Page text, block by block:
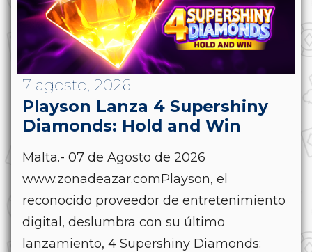
7 agosto, 2026
Playson Lanza 4 Supershiny
Diamonds: Hold and Win
Malta.- 07 de Agosto de 2026
www.zonadeazar.comPlayson, el
reconocido proveedor de entretenimiento
digital, deslumbra con su último
lanzamiento, 4 Supershiny Diamonds: